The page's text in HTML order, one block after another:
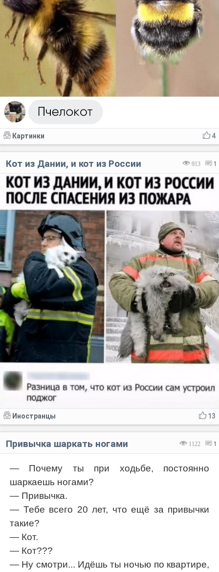
4
Картинки
913 1
Кот из Дании, и кот из России
13
Иностранцы
1122 1
Привычка шаркать ногами
— Почему ты при ходьбе, постоянно
шаркаешь ногами?
— Привычка.
— Тебе всего 20 лет, что ещё за привычки
такие?
— Кот.
— Кот???
— Ну смотри... Идёшь ты ночью по квартире,